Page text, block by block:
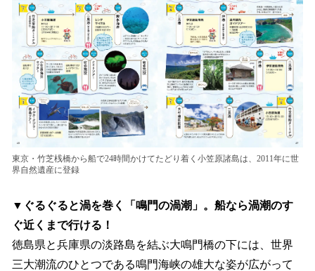
東京・竹芝桟橋から船で24時間かけてたどり着く小笠原諸島は、2011年に世
界自然遺産に登録
▼ぐるぐると渦を巻く「鳴門の渦潮」。船なら渦潮のす
ぐ近くまで行ける！
徳島県と兵庫県の淡路島を結ぶ大鳴門橋の下には、世界
三大潮流のひとつである鳴門海峡の雄大な姿が広がって